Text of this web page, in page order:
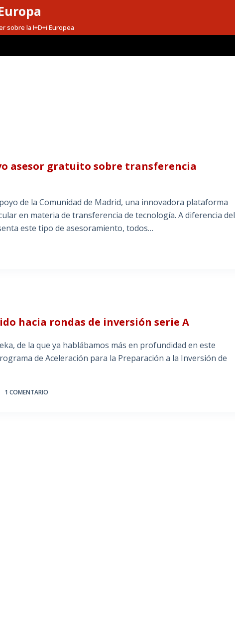
sobre la I+D+i Europea
asesor gratuito sobre transferencia
de la Comunidad de Madrid, una innovadora plataforma
en materia de transferencia de tecnología. A diferencia del
este tipo de asesoramiento, todos…
hacia rondas de inversión serie A
de la que ya hablábamos más en profundidad en este
de Aceleración para la Preparación a la Inversión de
1 COMENTARIO